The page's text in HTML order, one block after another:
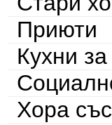
Приюти
Кухни
Хора